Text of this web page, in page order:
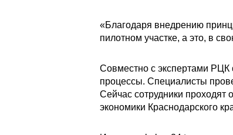
«Благодаря внедрению
пилотном участке, а это, в
Совместно с экспертами РЦК
процессы. Специалисты
Сейчас сотрудники проходят
экономики Краснодарского